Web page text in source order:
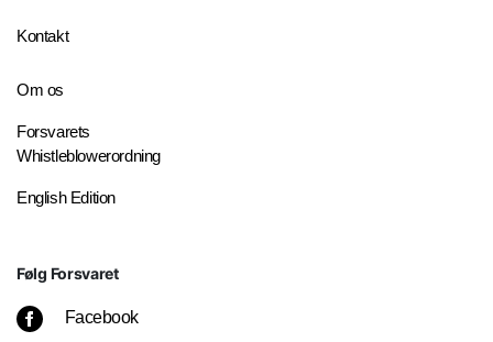
Kontakt
Om os
Forsvarets
Whistleblowerordning
English Edition
Følg Forsvaret
Facebook